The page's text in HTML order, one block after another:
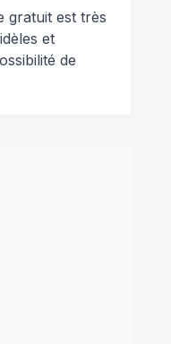
gratuit est très
et
de